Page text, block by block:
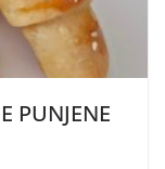
PUNJENE